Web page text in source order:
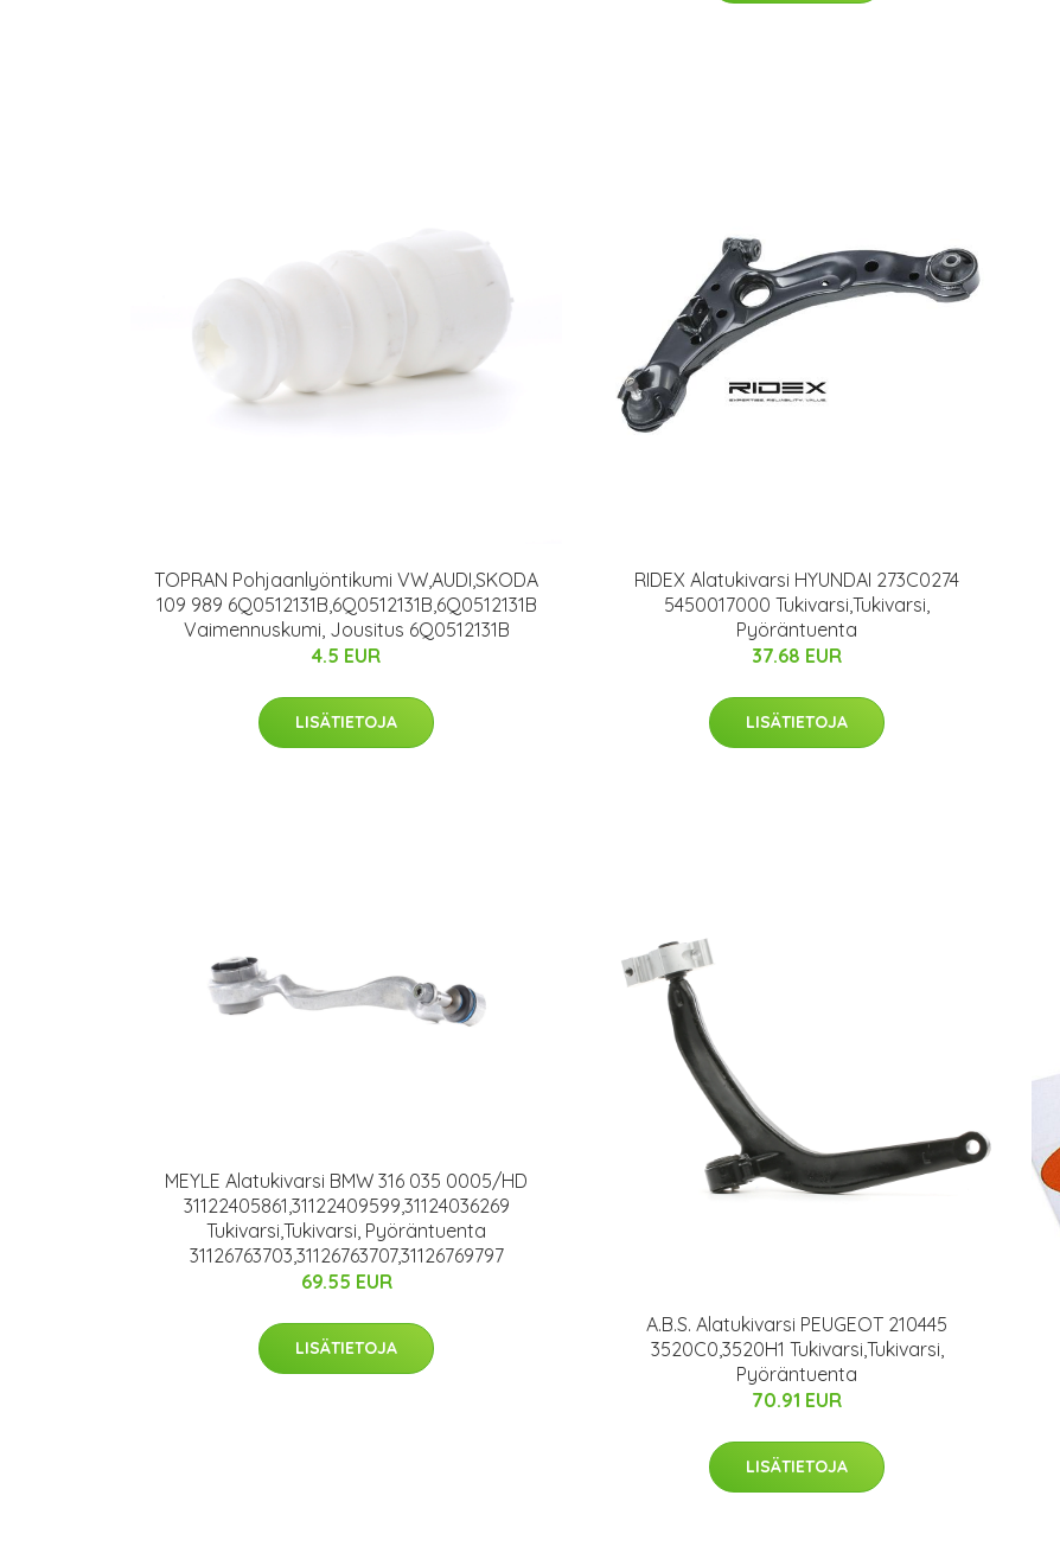
TOPRAN Pohjaanlyöntikumi VW,AUDI,SKODA
109 989 6Q0512131B,6Q0512131B,6Q0512131B
Vaimennuskumi, Jousitus 6Q0512131B
4.5 EUR
LISÄTIETOJA
RIDEX Alatukivarsi HYUNDAI 273C0274
5450017000 Tukivarsi,Tukivarsi,
Pyöräntuenta
37.68 EUR
LISÄTIETOJA
MEYLE Alatukivarsi BMW 316 035 0005/HD
31122405861,31122409599,31124036269
Tukivarsi,Tukivarsi, Pyöräntuenta
31126763703,31126763707,31126769797
69.55 EUR
LISÄTIETOJA
A.B.S. Alatukivarsi PEUGEOT 210445
3520C0,3520H1 Tukivarsi,Tukivarsi,
Pyöräntuenta
70.91 EUR
LISÄTIETOJA